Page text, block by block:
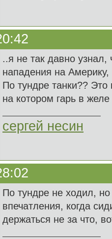
..я не так давно
нападения на
По тундре танки??
на котором гарь в
сергей несин
По тундре не ходил,
впечатления, когда
держаться не за что,